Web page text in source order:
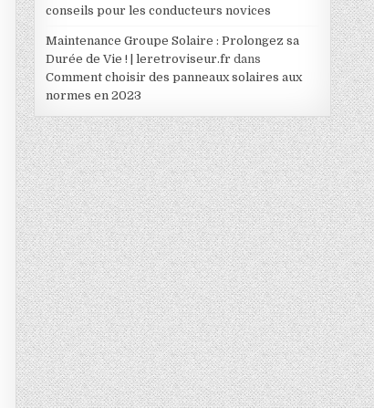
conseils pour les conducteurs novices
Maintenance Groupe Solaire : Prolongez sa
Durée de Vie ! | leretroviseur.fr dans
Comment choisir des panneaux solaires aux
normes en 2023